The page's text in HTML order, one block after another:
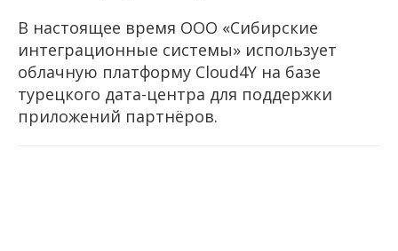
В настоящее время ООО «Сибирские
интеграционные системы» использует
облачную платформу Cloud4Y на базе
турецкого дата-центра для поддержки
приложений партнёров.